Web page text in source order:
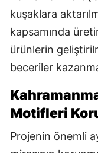
kuşaklara
kapsamında
ürünlerin
beceriler
Motifleri
Projenin önemli